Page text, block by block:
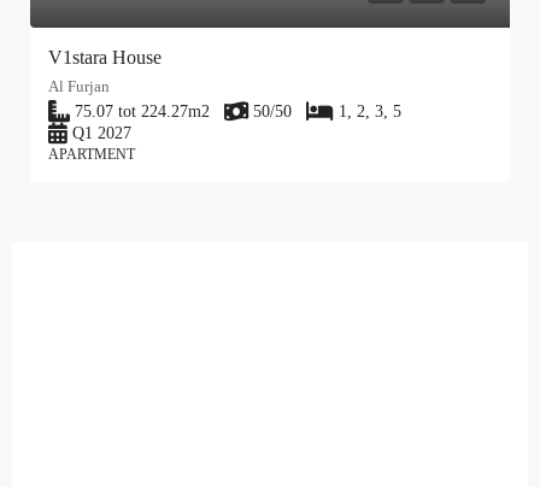
V1stara House
Al Furjan
75.07 tot 224.27m2 50/50
1, 2, 3, 5
Q1 2027
APARTMENT